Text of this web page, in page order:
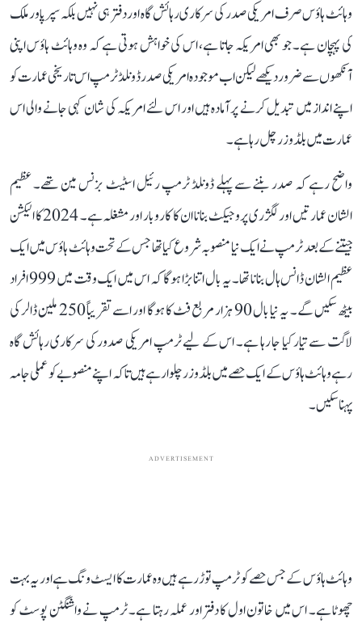
وہائٹ ہاؤس صرف امریکی صدر کی سرکاری رہائش گاہ اور دفتر ہی نہیں بلکہ سپر پاور ملک
کی پہچان ہے۔ جو بھی امریکہ جاتا ہے، اس کی خواہش ہوتی ہے کہ وہ وہائٹ ہاؤس اپنی
آنکھوں سے ضرور دیکھے لیکن اب موجودہ امریکی صدر ڈونلڈ ٹرمپ اس تاریخی عمارت کو
اپنے انداز میں تبدیل کرنے پر آمادہ ہیں اور اس لئے امریکہ کی شان کہی جانے والی اس
عمارت میں بلڈوزر چل رہا ہے۔
واضح رہے کہ صدر بننے سے پہلے ڈونلڈ ٹرمپ رئیل اسٹیٹ بزنس مین تھے۔ عظیم
الشان عمارتیں اور لگژری پروجیکٹ بنانا ان کا کاروبار اور مشغلہ ہے۔ 2024 کا الیکشن
جیتنے کے بعد ٹرمپ نے ایک نیا منصوبہ شروع کیا تھا جس کے تحت وہائٹ ہاؤس میں ایک
عظیم الشان ڈانس ہال بنانا تھا۔ یہ بال اتنا بڑا ہوگا کہ اس میں ایک وقت میں 999 افراد
بیٹھ سکیں گے۔ یہ نیا بال 90 ہزار مربع فٹ کا ہوگا اور اسے تقریباً 250 ملین ڈالر کی
لاگت سے تیارکیا جا رہا ہے۔ اس کے لیے ٹرمپ امریکی صدور کی سرکاری رہائش گاہ
رہے وہائٹ ہاؤس کے ایک حصے میں بلڈوزر چلوا رہے ہیں تاکہ اپنے منصوبے کوعملی جامہ
پہنا سکیں۔
ADVERTISEMENT
وہائٹ ہاؤس کے جس حصے کو ٹرمپ توڑ رہے ہیں وہ عمارت کا ایسٹ ونگ ہے اور یہ بہت
چھوٹا ہے۔ اس میں خاتون اول کا دفتر اور عملہ رہتا ہے۔ ٹرمپ نے واشنگٹن پوسٹ کو